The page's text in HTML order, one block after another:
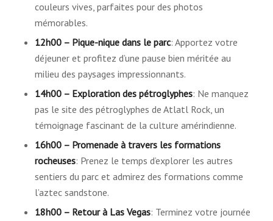
couleurs vives, parfaites pour des photos
mémorables.
12h00 – Pique-nique dans le parc: Apportez votre
déjeuner et profitez d’une pause bien méritée au
milieu des paysages impressionnants.
14h00 – Exploration des pétroglyphes: Ne manquez
pas le site des pétroglyphes de Atlatl Rock, un
témoignage fascinant de la culture amérindienne.
16h00 – Promenade à travers les formations
rocheuses: Prenez le temps d’explorer les autres
sentiers du parc et admirez des formations comme
l’aztec sandstone.
18h00 – Retour à Las Vegas: Terminez votre journée